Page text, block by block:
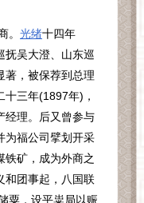
。 光绪十四年
抚吴大澄、山东巡
著，被保荐到总理
十三年(1897年) ，
经理。后又曾参与
为福公司擘划开采
铁矿，成为外商之
和团事起，八国联
粟，设平粜局以赈